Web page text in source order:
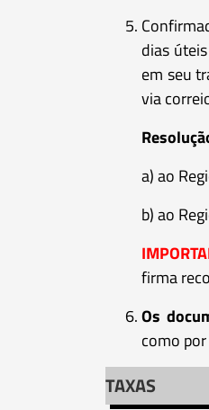
dias
em seu
via
a) ao
b) ao
firma
Os
como
TAXAS